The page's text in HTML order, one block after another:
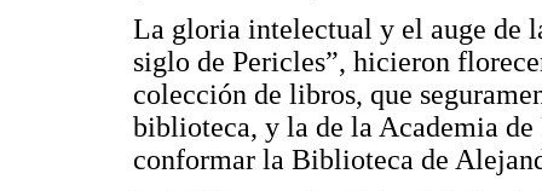
La gloria intelectual y el auge de
siglo de Pericles”, hicieron
colección de libros, que
biblioteca, y la de la Academia
conformar la Biblioteca de